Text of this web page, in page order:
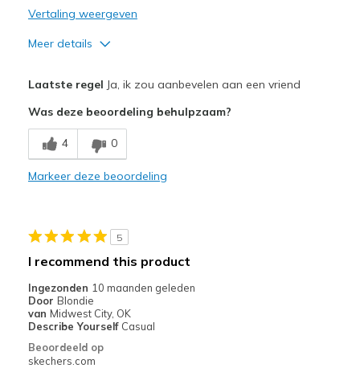
Sizing
Feels true to size
Vertaling weergeven
Meer details
Beste toepassingen
Casual Wear
Travel
Sizing
Feels true to size
View On Shoes
I'm Really Into Shoes
Laatste regel Ja, ik zou aanbevelen aan een vriend
Was deze beoordeling behulpzaam?
4 0
Markeer deze beoordeling
5
I recommend this product
Ingezonden 10 maanden geleden
Door Blondie
van Midwest City, OK
Describe Yourself Casual
Beoordeeld op
skechers.com